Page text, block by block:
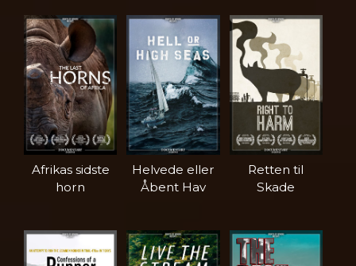
Afrikas sidste
horn
Helvede eller
Åbent Hav
Retten til
Skade